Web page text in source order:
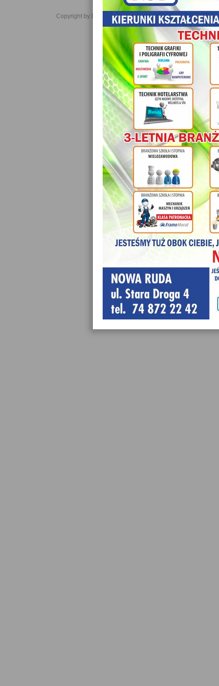
Copyright by Daniel JabĹoĹski 2006-2021. All rights